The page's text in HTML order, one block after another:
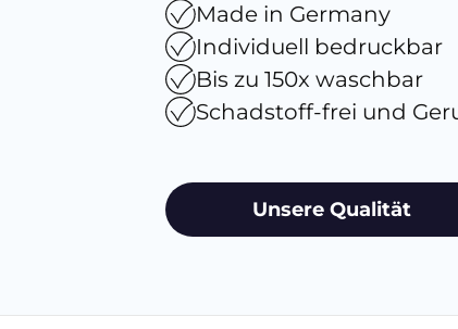
Made in Germany
Individuell bedruckbar
Bis zu 150x waschbar
Schadstoff-frei und
Unsere Qualität